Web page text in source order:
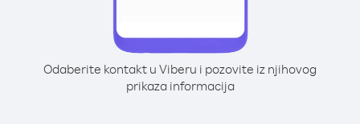
Odaberite kontakt u Viberu i pozovite iz njihovog
prikaza informacija